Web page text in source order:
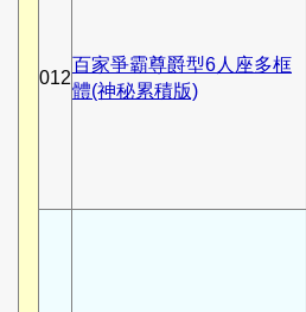
012
百家爭霸尊爵型6人座多框
體(神秘累積版)